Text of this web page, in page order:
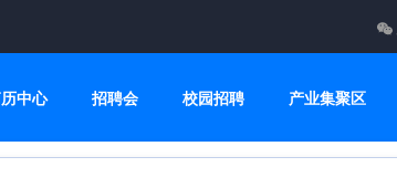
中心 招聘会 校园招聘 产业集聚区